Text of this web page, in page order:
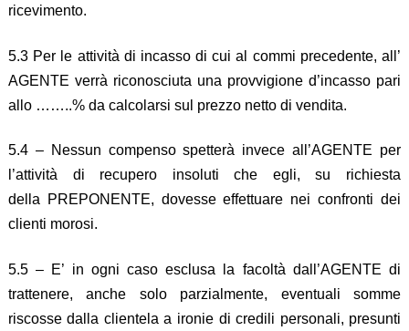
ricevimento.
5.3 Per le attività di incasso di cui al commi precedente, all’
AGENTE verrà riconosciuta una provvigione d’incasso pari
allo ……..% da calcolarsi sul prezzo netto di vendita.
5.4 – Nessun compenso spetterà invece all’AGENTE per
l’attività di recupero insoluti che egli, su richiesta
della PREPONENTE, dovesse effettuare nei confronti dei
clienti morosi.
5.5 – E’ in ogni caso esclusa la facoltà dall’AGENTE di
trattenere, anche solo parzialmente, eventuali somme
riscosse dalla clientela a ironie di credili personali, presunti